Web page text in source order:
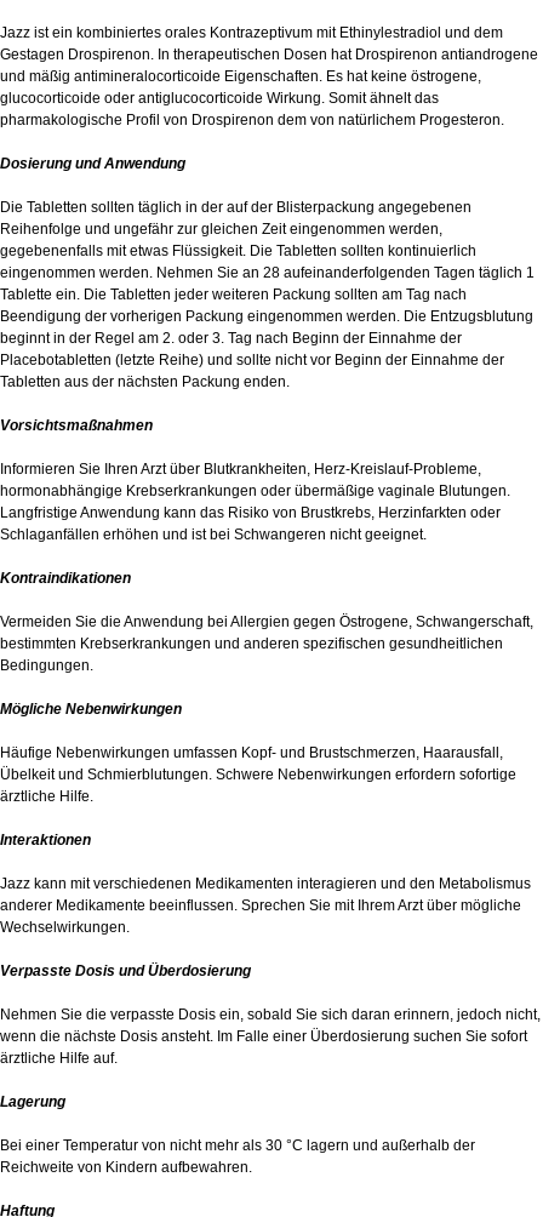
Jazz ist ein kombiniertes orales Kontrazeptivum mit Ethinylestradiol und dem
Gestagen Drospirenon. In therapeutischen Dosen hat Drospirenon antiandrogene
und mäßig antimineralocorticoide Eigenschaften. Es hat keine östrogene,
glucocorticoide oder antiglucocorticoide Wirkung. Somit ähnelt das
pharmakologische Profil von Drospirenon dem von natürlichem Progesteron.
Dosierung und Anwendung
Die Tabletten sollten täglich in der auf der Blisterpackung angegebenen
Reihenfolge und ungefähr zur gleichen Zeit eingenommen werden,
gegebenenfalls mit etwas Flüssigkeit. Die Tabletten sollten kontinuierlich
eingenommen werden. Nehmen Sie an 28 aufeinanderfolgenden Tagen täglich 1
Tablette ein. Die Tabletten jeder weiteren Packung sollten am Tag nach
Beendigung der vorherigen Packung eingenommen werden. Die Entzugsblutung
beginnt in der Regel am 2. oder 3. Tag nach Beginn der Einnahme der
Placebotabletten (letzte Reihe) und sollte nicht vor Beginn der Einnahme der
Tabletten aus der nächsten Packung enden.
Vorsichtsmaßnahmen
Informieren Sie Ihren Arzt über Blutkrankheiten, Herz-Kreislauf-Probleme,
hormonabhängige Krebserkrankungen oder übermäßige vaginale Blutungen.
Langfristige Anwendung kann das Risiko von Brustkrebs, Herzinfarkten oder
Schlaganfällen erhöhen und ist bei Schwangeren nicht geeignet.
Kontraindikationen
Vermeiden Sie die Anwendung bei Allergien gegen Östrogene, Schwangerschaft,
bestimmten Krebserkrankungen und anderen spezifischen gesundheitlichen
Bedingungen.
Mögliche Nebenwirkungen
Häufige Nebenwirkungen umfassen Kopf- und Brustschmerzen, Haarausfall,
Übelkeit und Schmierblutungen. Schwere Nebenwirkungen erfordern sofortige
ärztliche Hilfe.
Interaktionen
Jazz kann mit verschiedenen Medikamenten interagieren und den Metabolismus
anderer Medikamente beeinflussen. Sprechen Sie mit Ihrem Arzt über mögliche
Wechselwirkungen.
Verpasste Dosis und Überdosierung
Nehmen Sie die verpasste Dosis ein, sobald Sie sich daran erinnern, jedoch nicht,
wenn die nächste Dosis ansteht. Im Falle einer Überdosierung suchen Sie sofort
ärztliche Hilfe auf.
Lagerung
Bei einer Temperatur von nicht mehr als 30 °C lagern und außerhalb der
Reichweite von Kindern aufbewahren.
Haftung